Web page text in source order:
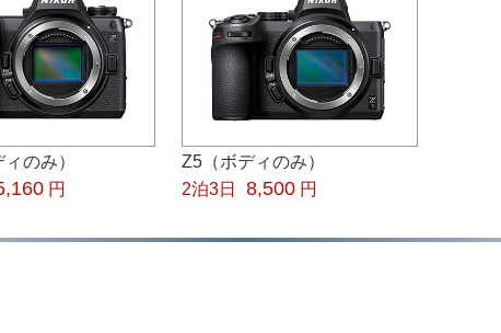
のみ）
円
Z5（ボディのみ）
2泊3日
8,500 円